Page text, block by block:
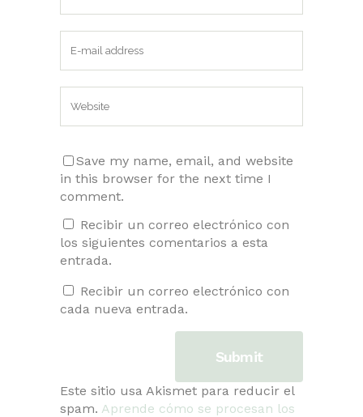
Save my name, email, and website
in this browser for the next time I
comment.
Recibir un correo electrónico con
los siguientes comentarios a esta
entrada.
Recibir un correo electrónico con
cada nueva entrada.
Este sitio usa Akismet para reducir el
spam. Aprende cómo se procesan los